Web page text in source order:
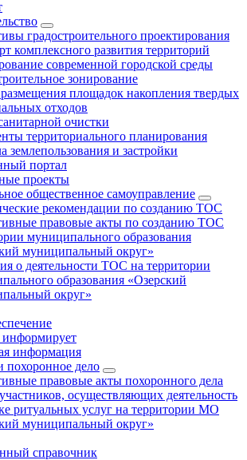
градостроительного проектирования
комплексного развития территорий
современной городской среды
зонирование
площадок накопления твердых
отходов
очистки
территориального планирования
землепользования и застройки
портал
проекты
общественное самоуправление
рекомендации по созданию ТОС
правовые акты по созданию ТОС
муниципального образования
муниципальный округ»
о деятельности ТОС на территории
образования «Озерский
округ»
информирует
информация
похоронное дело
правовые акты похоронного дела
осуществляющих деятельность
ритуальных услуг на территории МО
муниципальный округ»
справочник